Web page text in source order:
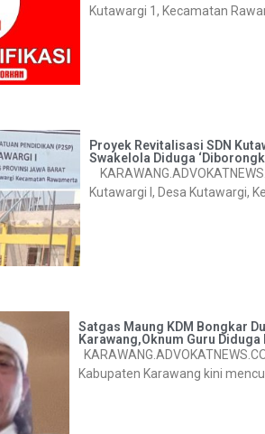
Kutawargi 1, Kecamatan
Proyek Revitalisasi SDN
Swakelola Diduga
Kutawargi I, Desa Kutawargi,
Satgas Maung KDM Bongkar
Karawang,Oknum Guru
Kabupaten Karawang kini